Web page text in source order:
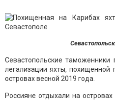
Севастопольские таможенники
легализации яхты, похищенной
островах весной 2019 года.
Россияне отдыхали на